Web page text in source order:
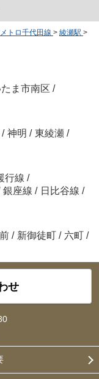
トロ千代田線 > 綾瀬駅 >
ま市南区 /
/ 神明 / 東綾瀬 /
行線 /
銀座線 / 日比谷線 /
/ 新御徒町 / 六町 /
せ